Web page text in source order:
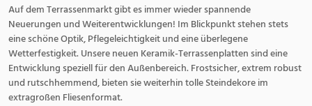
Auf dem Terrassenmarkt gibt es immer wieder spannende
Neuerungen und Weiterentwicklungen! Im Blickpunkt stehen stets
eine schöne Optik, Pflegeleichtigkeit und eine überlegene
Wetterfestigkeit. Unsere neuen Keramik-Terrassenplatten sind eine
Entwicklung speziell für den Außenbereich. Frostsicher, extrem robust
und rutschhemmend, bieten sie weiterhin tolle Steindekore im
extragroßen Fliesenformat.